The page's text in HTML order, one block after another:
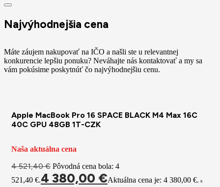
Najvýhodnejšia cena
Máte záujem nakupovať na IČO a našli ste u relevantnej
konkurencie lepšiu ponuku? Neváhajte nás kontaktovať a my sa
vám pokúsime poskytnúť čo najvýhodnejšiu cenu.
Apple MacBook Pro 16 SPACE BLACK M4 Max 16C
40C GPU 48GB 1T-CZK
Naša aktuálna cena
4 521,40€ Pôvodná cena bola: 4
521,40 €.4 380,00 €Aktuálna cena je: 4 380,00 €. s